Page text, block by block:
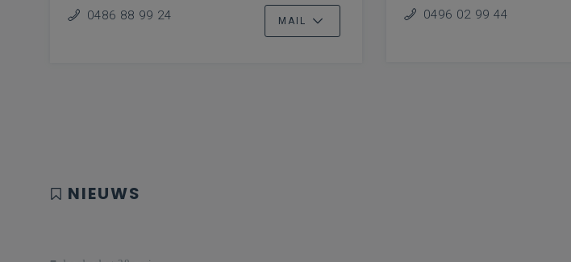
Limburg - Vlaanderenbreed
0486 88 99 24 MAIL 0496 02 99 44
NIEUWS